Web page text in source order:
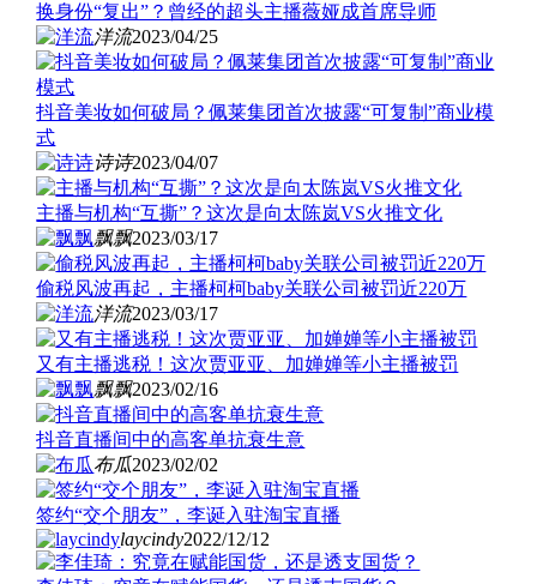
换身份“复出”？曾经的超头主播薇娅成首席导师
洋流2023/04/25
抖音美妆如何破局？佩莱集团首次披露“可复制”商业模
式
诗诗2023/04/07
主播与机构“互撕”？这次是向太陈岚VS火推文化
飘飘2023/03/17
偷税风波再起，主播柯柯baby关联公司被罚近220万
洋流2023/03/17
又有主播逃税！这次贾亚亚、加婵婵等小主播被罚
飘飘2023/02/16
抖音直播间中的高客单抗衰生意
布瓜2023/02/02
签约“交个朋友”，李诞入驻淘宝直播
laycindy2022/12/12